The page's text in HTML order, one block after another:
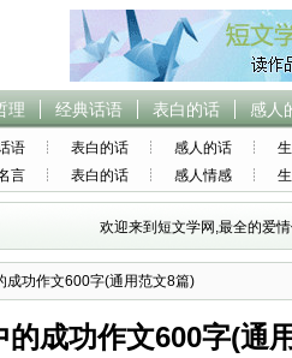
理 经典话语 表白的话 感人
语 表白的话 感人的话
言 表白的话 感人情感
欢迎来到短文学网,最全的爱
成功作文600字(通用范文8篇)
的成功作文600字(通